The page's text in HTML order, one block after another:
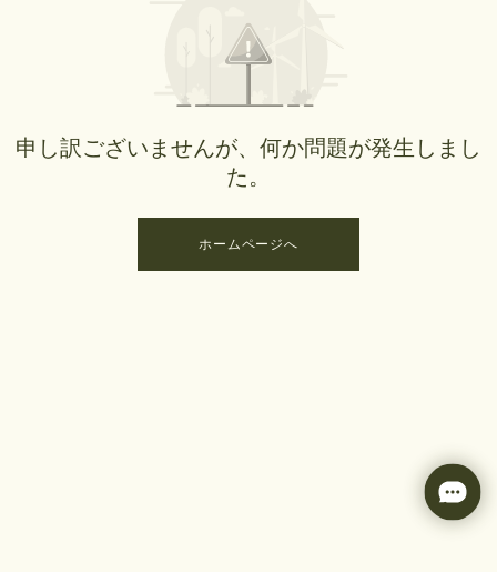
申し訳ございませんが、何か問題が発生しまし
た。
ホームページへ